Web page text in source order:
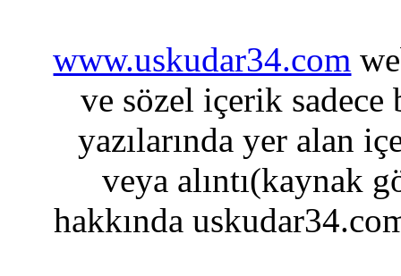
www.uskudar34.com
ve sözel içerik sadece
yazılarında yer alan
veya alıntı(kaynak
hakkında